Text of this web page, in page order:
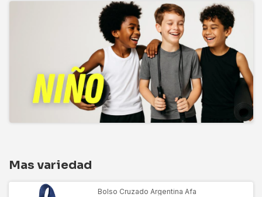
Mas variedad
Bolso Cruzado Argentina Afa